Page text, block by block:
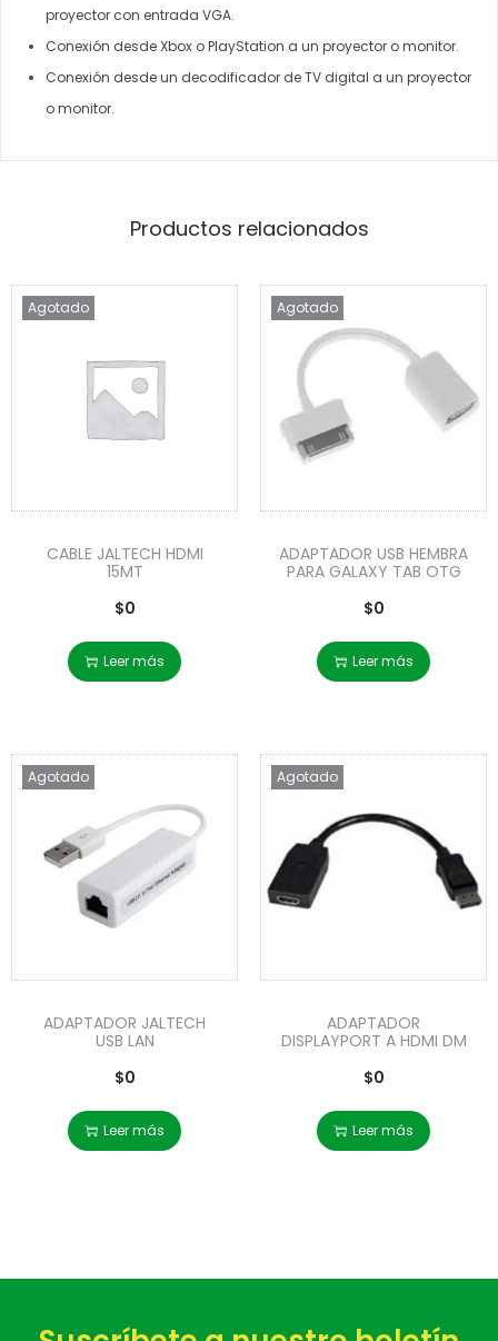
proyector con entrada VGA.
Conexión desde Xbox o PlayStation a un proyector o monitor.
Conexión desde un decodificador de TV digital a un proyector
o monitor.
Productos relacionados
Agotado
CABLE JALTECH HDMI
15MT
$0
Leer más
Agotado
ADAPTADOR USB HEMBRA
PARA GALAXY TAB OTG
$0
Leer más
Agotado
ADAPTADOR JALTECH
USB LAN
$0
Leer más
Agotado
ADAPTADOR
DISPLAYPORT A HDMI DM
$0
Leer más